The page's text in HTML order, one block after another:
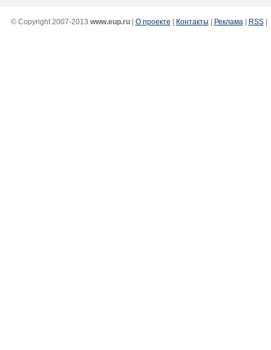
© Copyright 2007-2013 www.eup.ru| О проекте Контакты Реклама| RSS|